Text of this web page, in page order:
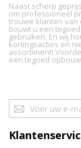
Naast scherp
om professioneel
trouwe klanten van
bouwt u een
gebruiken. En wij
kortingsacties en
assortiment!
een tegoed
Abonneer
u
onze